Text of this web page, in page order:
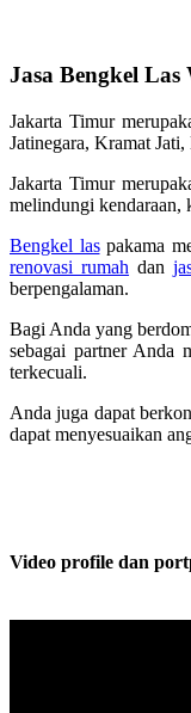
Jasa Bengkel
Jakarta Timur
Jatinegara, Kramat
Jakarta Timur
melindungi kendaraan,
Bengkel laspakama
renovasi rumah dan
berpengalaman.
Bagi Anda yang
sebagai partner Anda
terkecuali.
Anda juga dapat
dapat menyesuaikan
Video profile dan